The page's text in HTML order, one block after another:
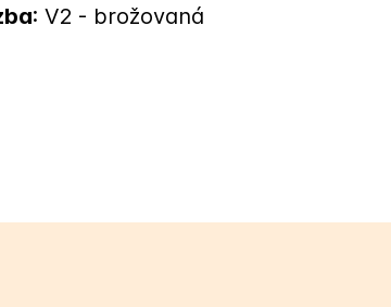
: V2 - brožovaná